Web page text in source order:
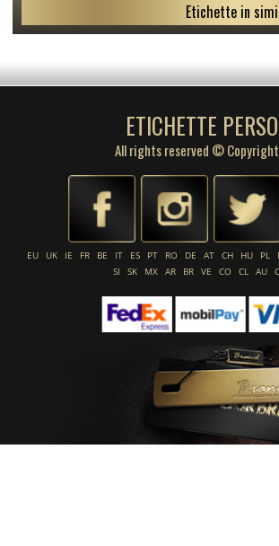
Etichette in
ETICHETTE
All rights reserved ©
EU UK IE FR BE IT ES PT RO DE AT CH HU PL
SI
SK MX AR BR VE CO CL AU